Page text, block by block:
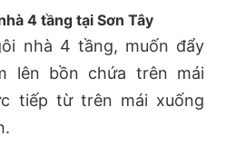
4 tầng tại Sơn Tây
nhà 4 tầng, muốn đẩy
lên bồn chứa trên mái
tiếp từ trên mái xuống